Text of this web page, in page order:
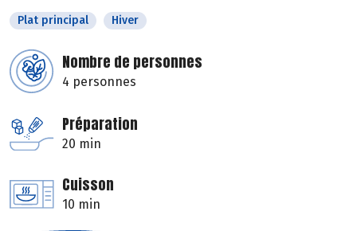
Plat principal Hiver
Nombre de personnes
4 personnes
Préparation
20 min
Cuisson
10 min